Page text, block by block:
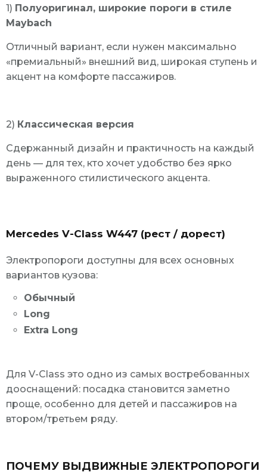
1) Полуоригинал, широкие пороги в стиле
Maybach
Отличный вариант, если нужен максимально
«премиальный» внешний вид, широкая ступень и
акцент на комфорте пассажиров.
2) Классическая версия
Сдержанный дизайн и практичность на каждый
день — для тех, кто хочет удобство без ярко
выраженного стилистического акцента.
Mercedes V-Class W447 (рест / дорест)
Электропороги доступны для всех основных
вариантов кузова:
Обычный
Long
Extra Long
Для V-Class это одно из самых востребованных
дооснащений: посадка становится заметно
проще, особенно для детей и пассажиров на
втором/третьем ряду.
ПОЧЕМУ ВЫДВИЖНЫЕ ЭЛЕКТРОПОРОГИ